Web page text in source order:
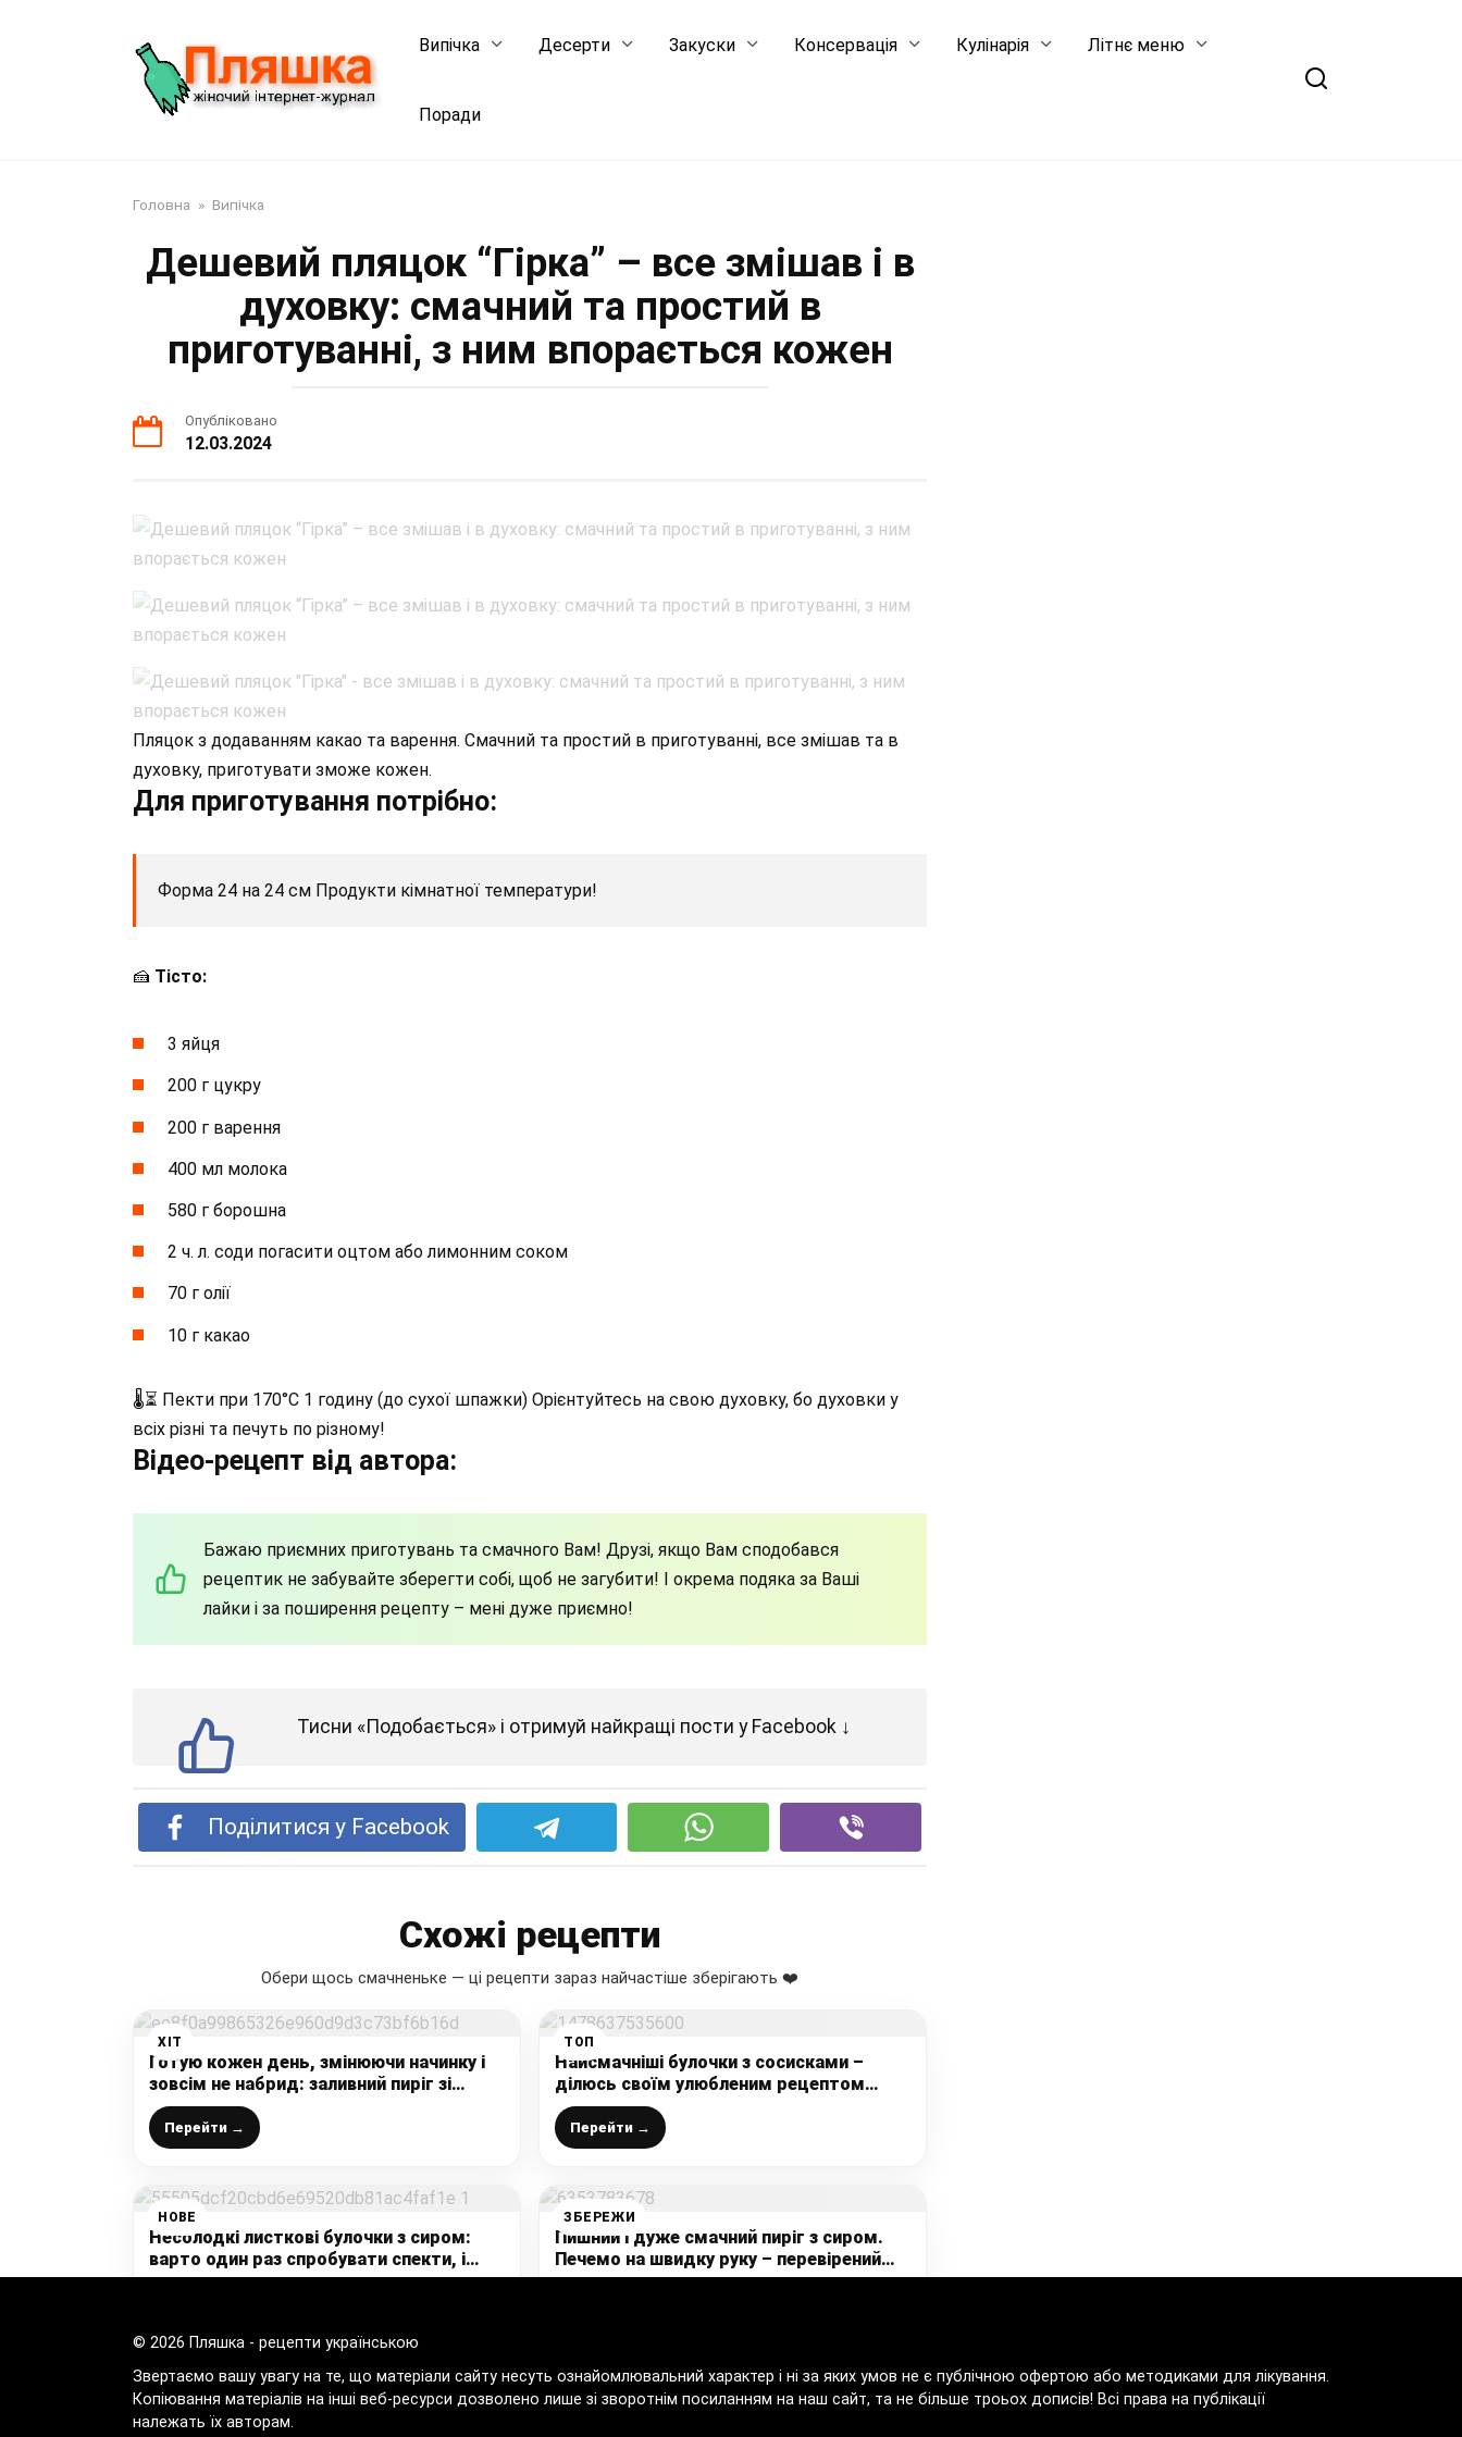
Випічка Десерти Закуски Консервація Кулінарія Літнє меню
Поради
Головна » Випічка
Дешевий пляцок “Гірка” – все змішав і в
духовку: смачний та простий в
приготуванні, з ним впорається кожен
Опубліковано
12.03.2024
Пляцок з додаванням какао та варення. Смачний та простий в приготуванні, все змішав та в
духовку, приготувати зможе кожен.
Для приготування потрібно:
Форма 24 на 24 см Продукти кімнатної температури!
🍰 Тісто:
3 яйця
200 г цукру
200 г варення
400 мл молока
580 г борошна
2 ч. л. соди погасити оцтом або лимонним соком
70 г олії
10 г какао
🌡⏳ Пекти при 170°C 1 годину (до сухої шпажки) Орієнтуйтесь на свою духовку, бо духовки у
всіх різні та печуть по різному!
Відео-рецепт від автора:
Бажаю приємних приготувань та смачного Вам! Друзі, якщо Вам сподобався
рецептик не забувайте зберегти собі, щоб не загубити! І окрема подяка за Ваші
лайки і за поширення рецепту – мені дуже приємно!
Тисни «Подобається» і отримуй найкращі пости у Facebook ↓
Поділитися у Facebook
Схожі рецепти
Обери щось смачненьке — ці рецепти зараз найчастіше зберігають ❤️
ХІТ
Готую кожен день, змінюючи начинку і
зовсім не набрид: заливний пиріг зі
смачною начинкою, швидко і бюджетно
Перейти →
ТОП
Найсмачніші булочки з сосисками –
ділюсь своїм улюбленим рецептом
приготування в домашніх умовах
Перейти →
НОВЕ
Несолодкі листкові булочки з сиром:
варто один раз спробувати спекти, і
рецепт назавжди залишиться з Вами –
ЗБЕРЕЖИ
Пишний і дуже смачний пиріг з сиром.
Печемо на швидку руку – перевірений
рецепт від моєї матусі
© 2026 Пляшка - рецепти українською
Звертаємо вашу увагу на те, що матеріали сайту несуть ознайомлювальний характер і ні за яких умов не є публічною офертою або методиками для лікування.
Копіювання матеріалів на інші веб-ресурси дозволено лише зі зворотнім посиланням на наш сайт, та не більше троьох дописів! Всі права на публікації
належать їх авторам.